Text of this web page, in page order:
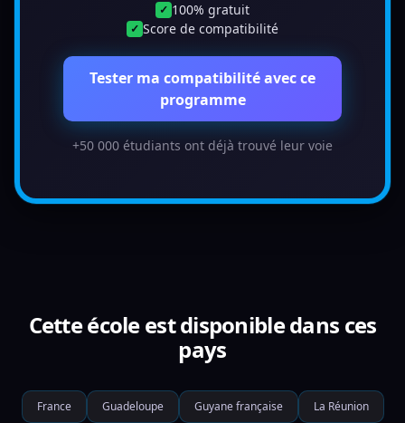
✓ 100% gratuit
✓ Score de compatibilité
Tester ma compatibilité avec ce
programme
+50 000 étudiants ont déjà trouvé leur voie
Cette école est disponible dans ces
pays
France Guadeloupe Guyane française La Réunion